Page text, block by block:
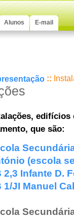
Alunos E-mail
::
edifícios
que são:
(escola
2,3 Infante D.
1/JI Manuel